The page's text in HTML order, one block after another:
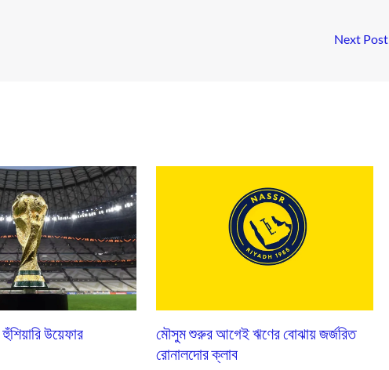
Next Post
উয়েফার
মৌসুম শুরুর আগেই ঋণের বোঝায় জর্জরিত
রোনালদোর ক্লাব